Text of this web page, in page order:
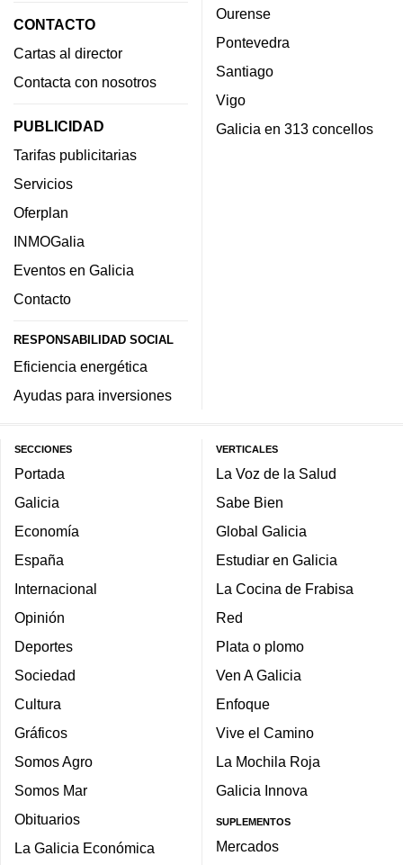
CONTACTO
Cartas al director
Contacta con nosotros
PUBLICIDAD
Tarifas publicitarias
Servicios
Oferplan
INMOGalia
Eventos en Galicia
Contacto
RESPONSABILIDAD SOCIAL
Eficiencia energética
Ayudas para inversiones
Ourense
Pontevedra
Santiago
Vigo
Galicia en 313 concellos
SECCIONES
Portada
Galicia
Economía
España
Internacional
Opinión
Deportes
Sociedad
Cultura
Gráficos
Somos Agro
Somos Mar
Obituarios
La Galicia Económica
VERTICALES
La Voz de la Salud
Sabe Bien
Global Galicia
Estudiar en Galicia
La Cocina de Frabisa
Red
Plata o plomo
Ven A Galicia
Enfoque
Vive el Camino
La Mochila Roja
Galicia Innova
SUPLEMENTOS
Mercados